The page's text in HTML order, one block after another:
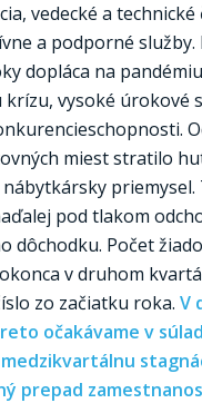
vedecké a
a podporné služby.
dopláca na
vysoké úrokové
miest stratilo
priemysel.
pod tlakom
dôchodku. Počet
v druhom
zo začiatku roka. V
očakávame v
prepad